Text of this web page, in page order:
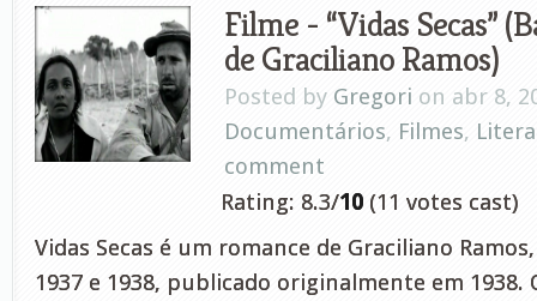
Filme - “Vidas Secas”
de Graciliano Ramos)
Posted by Gregori on abr 8,
Documentários, Filmes,
comment
Rating: 8.3/10 (11 votes cast)
Vidas Secas é um romance de Graciliano
1937 e 1938, publicado originalmente em 1938.